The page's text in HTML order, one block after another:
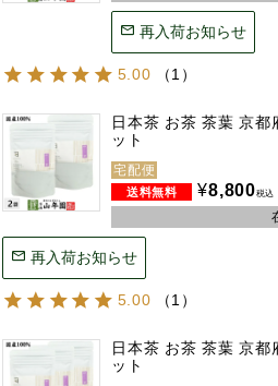
再入荷お知らせ
5.00 （1 ）
日本茶 お茶 茶葉 京
ット
宅配便
¥8,800税込
再入荷お知らせ
5.00 （1 ）
日本茶 お茶 茶葉 京
ット